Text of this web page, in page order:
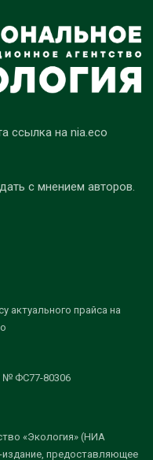
ссылка на nia.eco
с мнением авторов.
актуального прайса на
№ ФС77-80306
«Экология» (НИА
издание, предоставляющее